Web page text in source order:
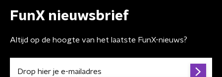
FunX nieuwsbrief
Altijd op de hoogte van het laatste FunX-nieuws?